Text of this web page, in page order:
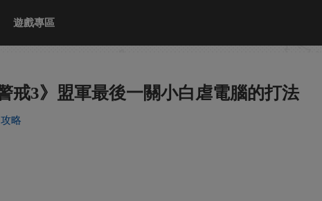
遊戲專區
戒3》盟軍最後一關小白虐電腦的打法
攻略